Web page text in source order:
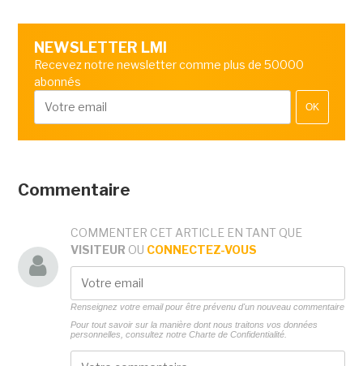
NEWSLETTER LMI
Recevez notre newsletter comme plus de 50000
abonnés
OK
Commentaire
COMMENTER CET ARTICLE EN TANT QUE
VISITEUR OU CONNECTEZ-VOUS
Renseignez votre email pour être prévenu d'un nouveau commentaire
Pour tout savoir sur la manière dont nous traitons vos données
personnelles, consultez notre Charte de Confidentialité.